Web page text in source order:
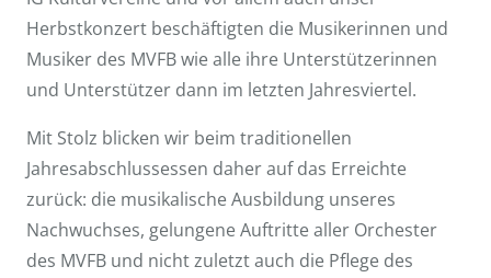
Herbstkonzert beschäftigten die Musikerinnen und
Musiker des MVFB wie alle ihre Unterstützerinnen
und Unterstützer dann im letzten Jahresviertel.
Mit Stolz blicken wir beim traditionellen
Jahresabschlussessen daher auf das Erreichte
zurück: die musikalische Ausbildung unseres
Nachwuchses, gelungene Auftritte aller Orchester
des MVFB und nicht zuletzt auch die Pflege des